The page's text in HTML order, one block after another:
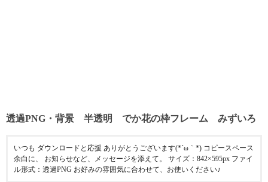
透過PNG・背景 半透明 でか花の枠フレーム みずいろ
いつも ダウンロードと応援 ありがとうございます(*´ω｀*) コピースペース
余白に、 お知らせなど、メッセージを添えて。 サイズ：842×595px ファイ
ル形式：透過PNG お好みの雰囲気に合わせて、お使いください♪